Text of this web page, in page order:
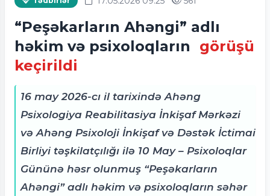
“Peşəkarların Ahəngi” adlı
həkim və psixoloqların
görüşü
keçirildi
16 may 2026-cı il tarixində Ahəng
Psixologiya Reabilitasiya İnkişaf Mərkəzi
və Ahəng Psixoloji İnkişaf və Dəstək İctimai
Birliyi təşkilatçılığı ilə 10 May – Psixoloqlar
Gününə həsr olunmuş “Peşəkarların
Ahəngi” adlı həkim və psixoloqların səhər